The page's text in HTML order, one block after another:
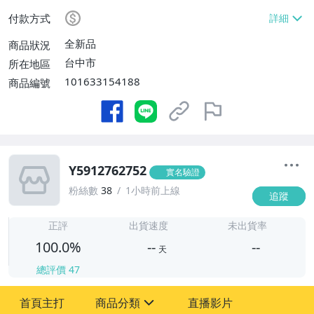
$9999免運費】
付款方式
商品狀況
全新品
所在地區
台中市
商品編號
101633154188
Y5912762752 實名驗證
粉絲數 38 1小時前上線 追蹤
正評
100.0%
總評價 47
出貨速度
-- 天
未出貨率
--
首頁主打 商品分類 直播影片